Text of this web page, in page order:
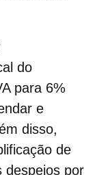
do
para 6%
e
disso,
de
despejos por